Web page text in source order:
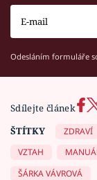
Odesláním formuláře
Sdílejte článek
ŠTÍTKY
ZDRAVÍ
VZTAH
ŠÁRKA VÁVROVÁ